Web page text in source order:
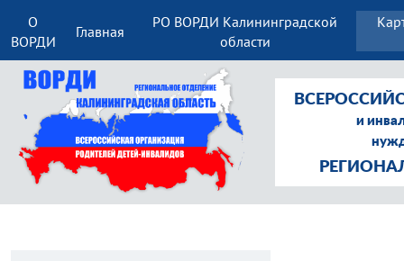
и
О
ВОРДИ
Главная
РО ВОРДИ Калининградской
области